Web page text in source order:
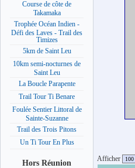
Course de côte de
Takamaka
Trophée Océan Indien -
Défi des Laves - Trail des
Timizes
5km de Saint Leu
10km semi-nocturnes de
Saint Leu
La Boucle Parapente
Trail Tour Ti Benare
Foulée Sentier Littoral de
Sainte-Suzanne
Trail des Trois Pitons
Un Ti Tour En Plus
Hors Réunion Afficher